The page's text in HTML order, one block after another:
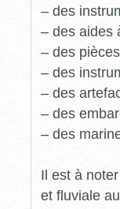
– des
– des aides
– des
– des
– des
– des
– des
Il est à
et fluviale